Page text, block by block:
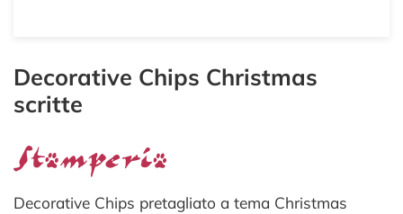
Decorative Chips Christmas
scritte
Decorative Chips pretagliato a tema Christmas